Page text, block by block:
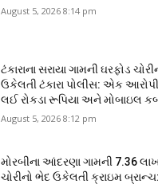
August 5, 2026 8:14 pm
ટંકારાના સરાયા ગામની ઘરફોડ
ઉકેલતી ટંકારા પોલીસ: એક
લઈ રોકડા રૂપિયા અને મોબાઇલ
August 5, 2026 8:12 pm
મોરબીના આંદરણા ગામની ₹7.36
ચોરીનો ભેદ ઉકેલતી ક્રાઇમ બ્રાન્ચ: